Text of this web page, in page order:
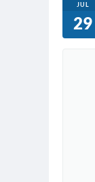
JUL
29